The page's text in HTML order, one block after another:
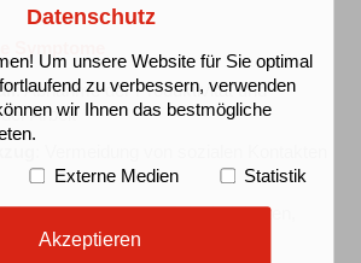
Symptome
: Abnahme der Produktivität und
Arbeit
zu entspannen: Schwierigkeiten,
sich zu erholen
Datenschutz
Um unsere Website für Sie optimal
zu verbessern, verwenden
wir Ihnen das bestmögliche
Externe Medien Statistik
Akzeptieren